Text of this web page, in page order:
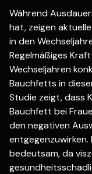
Während
hat, zeigen
in den
Regelmäßiges
Wechseljahren
Bauchfetts in
Studie zeigt, dass
Bauchfett bei
den negativen
bedeutsam, da